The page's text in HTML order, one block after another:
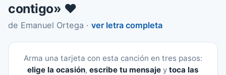
contigo» ❤️
de Emanuel Ortega · ver letra completa
Arma una tarjeta con esta canción en tres pasos:
elige la ocasión, escribe tu mensaje y toca las